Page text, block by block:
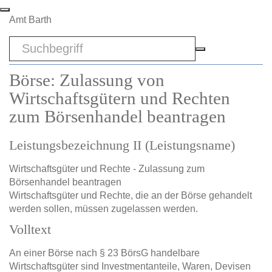
Zum Hauptinhalt springen
Amt Barth
Sword
Börse: Zulassung von
Wirtschaftsgütern und Rechten
zum Börsenhandel beantragen
Leistungsbezeichnung II (Leistungsname)
Wirtschaftsgüter und Rechte - Zulassung zum
Börsenhandel beantragen
Wirtschaftsgüter und Rechte, die an der Börse gehandelt
werden sollen, müssen zugelassen werden.
Volltext
An einer Börse nach § 23 BörsG handelbare
Wirtschaftsgüter sind Investmentanteile, Waren, Devisen